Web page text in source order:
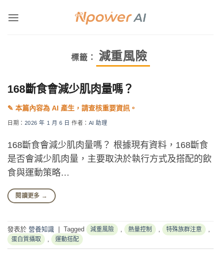
標籤： 減重風險
168斷食會減少肌肉量嗎？
日期： 2026 年 1 月 6 日 作者： AI 助理
168斷食會減少肌肉量嗎？ 根據現有資料，168斷食
是否會減少肌肉量，主要取決於執行方式及搭配的飲
食與運動策略…
閱讀更多 →
發表於 營養知識 Tagged 減重風險 , 熱量控制 , 特殊族群注意 ,
蛋白質攝取 , 運動搭配